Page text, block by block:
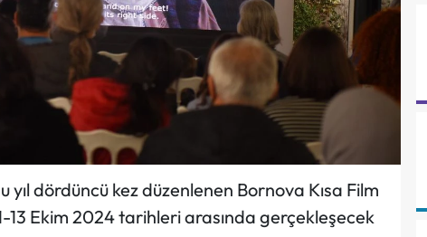
dördüncü kez düzenlenen Bornova Kısa Film
13 Ekim 2024 tarihleri arasında gerçekleşecek